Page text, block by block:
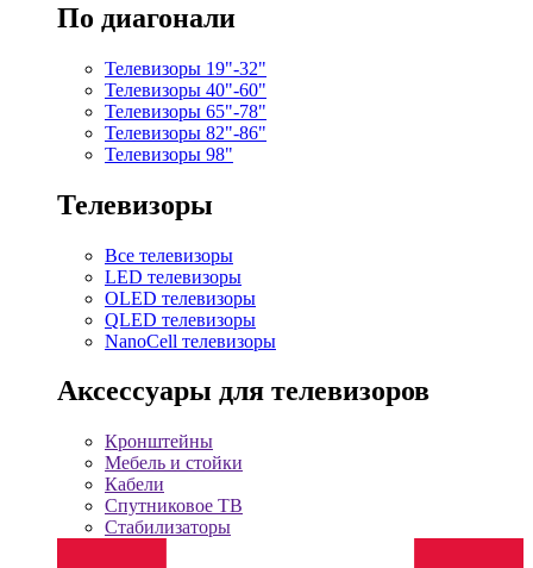
По диагонали
Телевизоры 19"-32"
Телевизоры 40"-60"
Телевизоры 65"-78"
Телевизоры 82"-86"
Телевизоры 98"
Телевизоры
Все телевизоры
LED телевизоры
OLED телевизоры
QLED телевизоры
NanoCell телевизоры
Аксессуары для телевизоров
Кронштейны
Мебель и стойки
Кабели
Спутниковое ТВ
Стабилизаторы